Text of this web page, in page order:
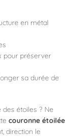
en métal
pour préserver
sa durée de
étoiles ? Ne
couronne étoilée
direction le